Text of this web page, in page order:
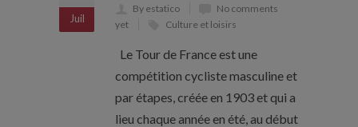
Juil
By estatico
No comments
yet
Culture et loisirs
Le Tour de France est une
compétition cycliste masculine et
par étapes, créée en 1903 et qui a
lieu chaque année en été, au début